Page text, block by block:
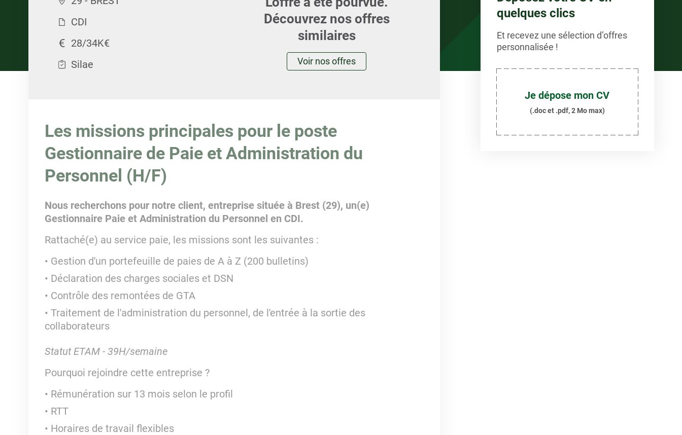
CDI
28/34K€
Silae
Découvrez nos offres
similaires
Voir nos offres
Les missions principales pour le poste
Gestionnaire de Paie et Administration du
Personnel (H/F)
Nous recherchons pour notre client, entreprise située à Brest (29), un(e)
Gestionnaire Paie et Administration du Personnel en CDI.
Rattaché(e) au service paie, les missions sont les suivantes :
Gestion d'un portefeuille de paies de A à Z (200 bulletins)
Déclaration des charges sociales et DSN
Contrôle des remontées de GTA
Traitement de l'administration du personnel, de l'entrée à la sortie des
collaborateurs
Statut ETAM - 39H/semaine
Pourquoi rejoindre cette entreprise ?
Rémunération sur 13 mois selon le profil
RTT
Horaires de travail flexibles
quelques clics
Et recevez une sélection d’offres
personnalisée !
Je dépose mon CV
(.doc et .pdf, 2 Mo max)